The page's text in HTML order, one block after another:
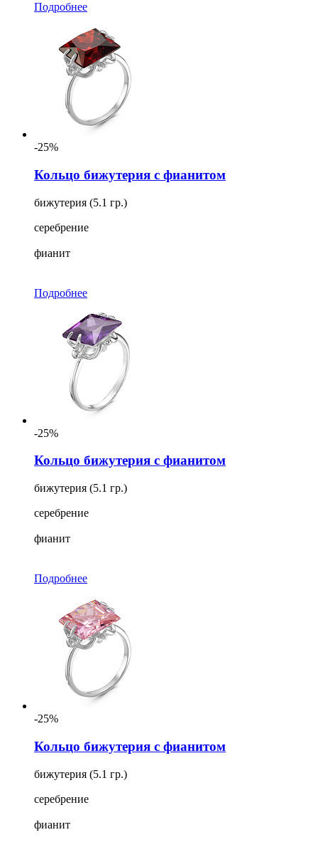
Подробнее
-25%
Кольцо бижутерия с фианитом
бижутерия (5.1 гр.)
серебрение
фианит
Подробнее
-25%
Кольцо бижутерия с фианитом
бижутерия (5.1 гр.)
серебрение
фианит
Подробнее
-25%
Кольцо бижутерия с фианитом
бижутерия (5.1 гр.)
серебрение
фианит